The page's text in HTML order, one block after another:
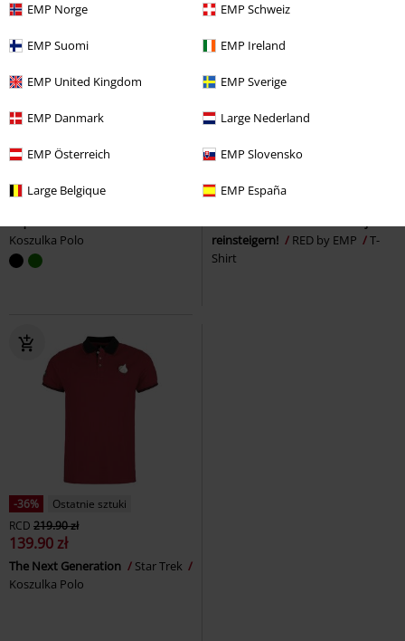
EMP Norge EMP Schweiz
EMP Suomi EMP Ireland
EMP United Kingdom EMP Sverige
EMP Danmark Large Nederland
EMP Österreich EMP Slovensko
Large Belgique EMP España
% Ostatnie sztuki
od 69.90 zł
Koszulka Polo
Ostatnie sztuki
RCD
99.90 zł
reinsteigern!
RED by EMP
T-
Shirt
-36%
Ostatnie sztuki
RCD 219.90 zł
139.90 zł
The Next Generation
Star Trek
Koszulka Polo